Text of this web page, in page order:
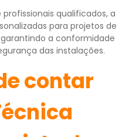
qualificados, a
para projetos de
a conformidade
das instalações.
contar